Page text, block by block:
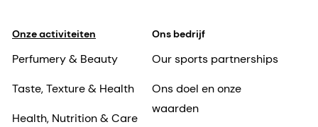
Onze activiteiten
Perfumery & Beauty
Taste, Texture & Health
Health, Nutrition & Care
Ons bedrijf
Our sports partnerships
Ons doel en onze
waarden